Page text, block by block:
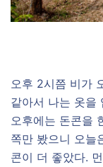
오후 2시쯤 비가
같아서 나는 옷을
오후에는 돈콘을
쪽만 봤으니 오늘
콘이 더 좋았다.